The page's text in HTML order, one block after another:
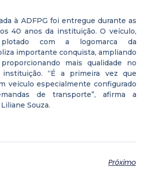
à ADFPG foi entregue durante as
40 anos da instituição. O veículo,
plotado com a logomarca da
importante conquista, ampliando
mais qualidade no
“É a primeira vez que
veículo especialmente configurado
de transporte”, afirma a
Souza.
Próximo